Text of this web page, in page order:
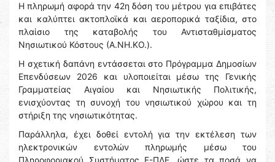
Η πληρωμή αφορά την 42η δόση του μέτρου για επιβάτες
και καλύπτει ακτοπλοϊκά και αεροπορικά ταξίδια, στο
πλαίσιο της καταβολής του Αντισταθμίσματος
Νησιωτικού Κόστους (Α.ΝΗ.ΚΟ.).
Η σχετική δαπάνη εντάσσεται στο Πρόγραμμα Δημοσίων
Επενδύσεων 2026 και υλοποιείται μέσω της Γενικής
Γραμματείας Αιγαίου και Νησιωτικής Πολιτικής,
ενισχύοντας τη συνοχή του νησιωτικού χώρου και τη
στήριξη της νησιωτικότητας.
Παράλληλα, έχει δοθεί εντολή για την εκτέλεση των
ηλεκτρονικών εντολών πληρωμής μέσω του
Πληροφοριακού Συστήματος Ε-ΠΔΕ, ώστε τα ποσά να